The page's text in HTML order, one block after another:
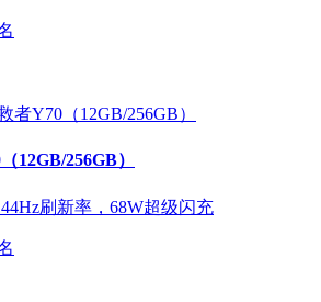
12GB/256GB）
刷新率，68W超级闪充